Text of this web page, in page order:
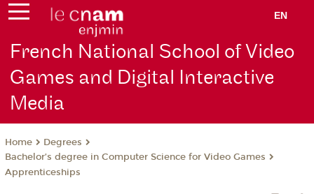
EN
French National School of Video
Games and Digital Interactive
Media
Home
Degrees
Bachelor’s degree in Computer Science for Video Games
Apprenticeships